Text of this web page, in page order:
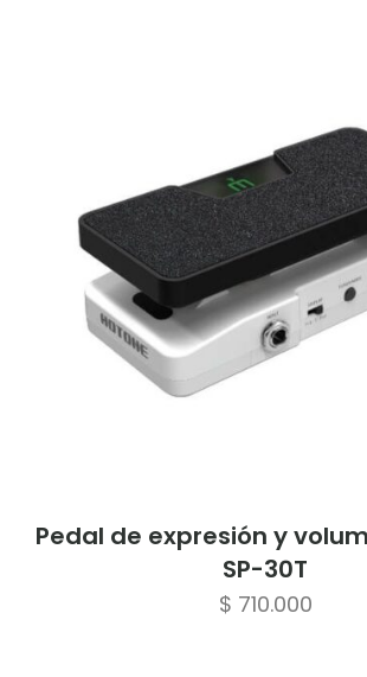
Pedal de expresión y
SP-30T
$ 710.000